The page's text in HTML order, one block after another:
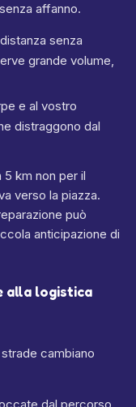
affanno.
senza
grande volume,
e al vostro
distraggono dal
km non per il
verso la piazza.
può
anticipazione di
alla logistica
cambiano